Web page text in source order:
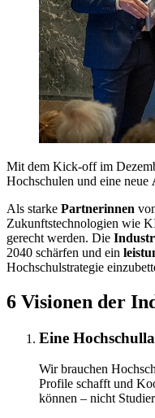
Mit dem Kick-off im
Hochschulen und eine neue
Als starke Partnerinnen
Zukunftstechnologien wie
gerecht werden. Die
2040 schärfen und ein
Hochschulstrategie
6 Visionen der
Eine
Wir brauchen
Profile schafft und
können – nicht